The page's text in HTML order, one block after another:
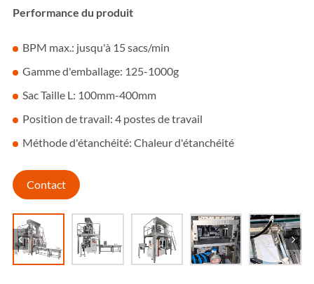
Performance du produit
BPM max.: jusqu'à 15 sacs/min
Gamme d'emballage: 125-1000g
Sac Taille L: 100mm-400mm
Position de travail: 4 postes de travail
Méthode d'étanchéité: Chaleur d'étanchéité
Contact